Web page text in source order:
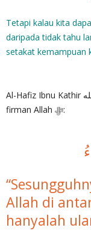
Tetapi kalau kita
daripada tidak tahu
setakat kemampuan
Al-Hafiz Ibnu Kathir رحمه الله berkata dalam tafsirnya tentang
firman Allah ‎ﷻ:
Allah di
hanyalah